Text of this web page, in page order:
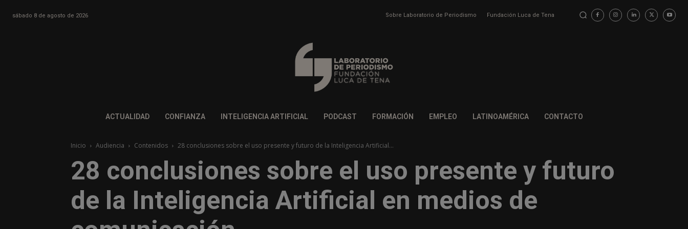
sábado 8 de agosto de 2026 Sobre Laboratorio de Periodismo Fundación Luca de Tena
ACTUALIDAD CONFIANZA INTELIGENCIA ARTIFICIAL PODCAST FORMACIÓN EMPLEO LATINOAMÉRICA CONTACTO
Inicio Audiencia Contenidos 28 conclusiones sobre el uso presente y futuro de la Inteligencia Artificial...
28 conclusiones sobre el uso presente y futuro
de la Inteligencia Artificial en medios de